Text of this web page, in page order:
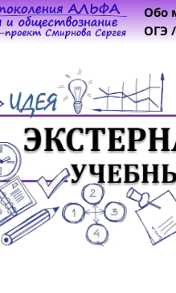
Обо
ОГЭ